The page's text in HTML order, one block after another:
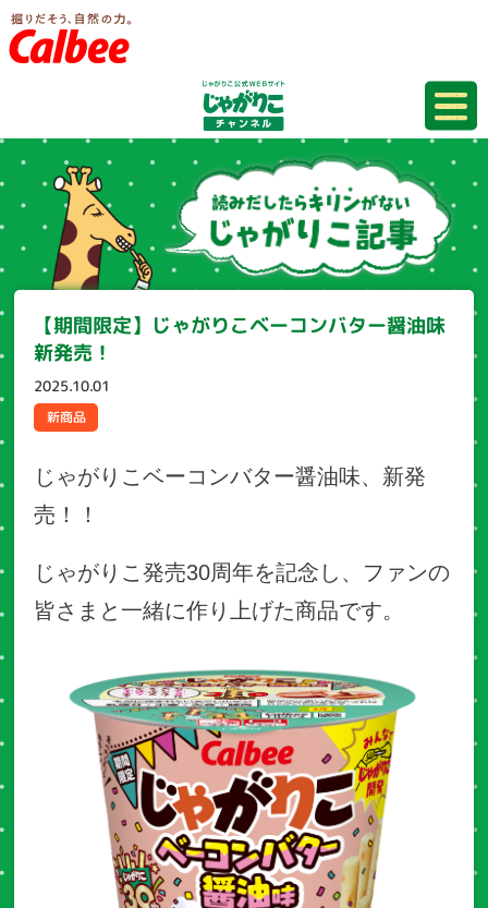
【期間限定】じゃがりこベーコンバター醤油味
新発売！
2025.10.01
新商品
じゃがりこベーコンバター醤油味、新発
売！！
じゃがりこ発売30周年を記念し、ファンの
皆さまと一緒に作り上げた商品です。